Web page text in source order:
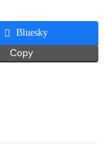
Bluesky
Copy